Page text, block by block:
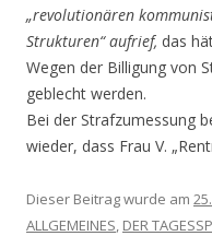
„revolutionären
Strukturen“ aufrief, das
Wegen der Billigung von
geblecht werden.
Bei der Strafzumessung
wieder, dass Frau V.
Dieser Beitrag wurde am
ALLGEMEINES, DER